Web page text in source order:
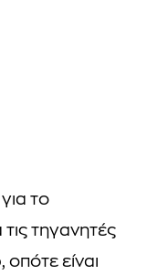
το
τηγανητές
είναι